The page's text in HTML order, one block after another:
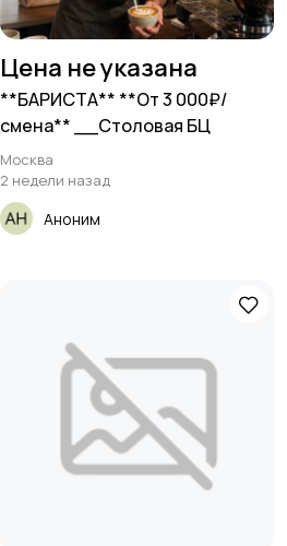
Цена не указана
**БАРИСТА** **От 3 000₽/
смена** __Столовая БЦ
Москва
2 недели назад
Аноним